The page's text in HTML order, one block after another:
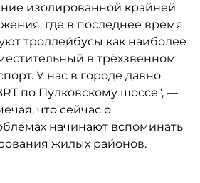
изолированной крайней
где в последнее время
троллейбусы как наиболее
в трёхзвенном
У нас в городе давно
по Пулковскому шоссе", —
что сейчас о
начинают вспоминать
жилых районов.